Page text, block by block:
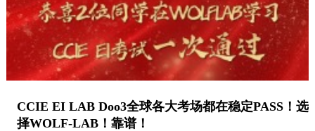
CCIE EI LAB Doo3全球各大考场都在稳定PASS！选
择WOLF-LAB！靠谱！